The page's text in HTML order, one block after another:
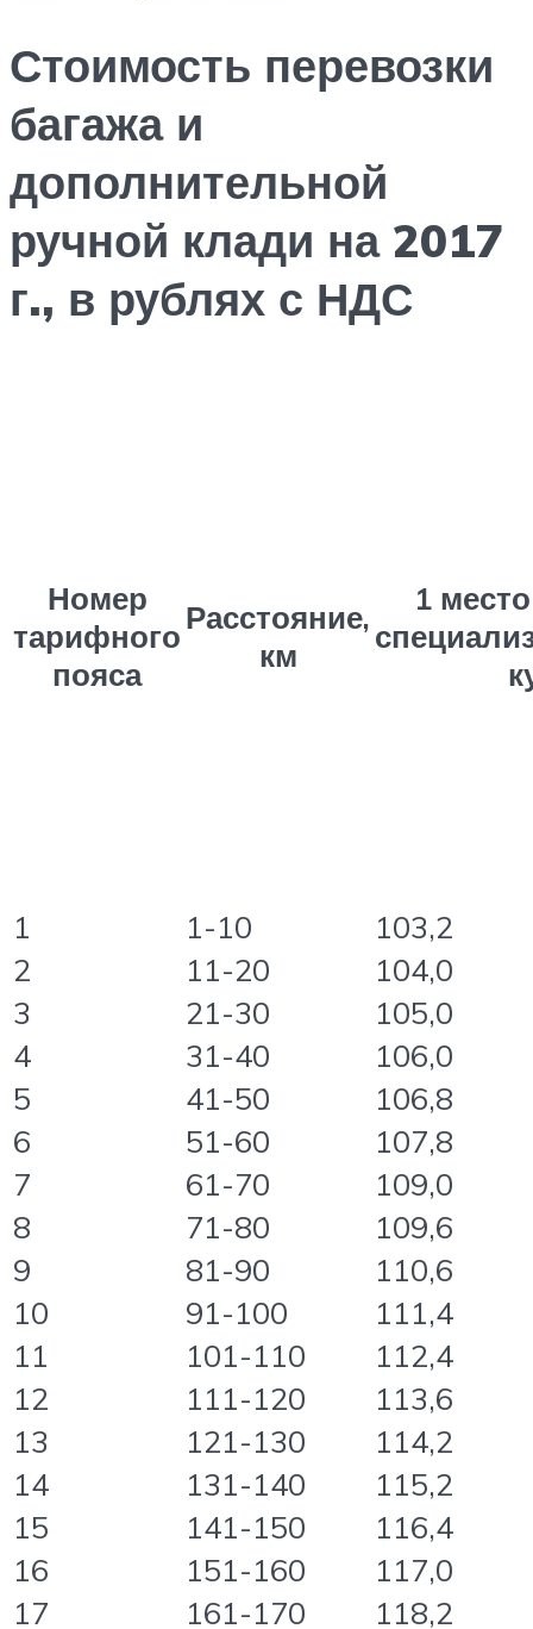
Стоимость перевозки
багажа и
дополнительной
ручной клади на 2017
г., в рублях с НДС
Номер
тарифного
пояса
Расстояние,
км
1
1 1-10
103,2
2
11-20
104,0
3
21-30
105,0
4
31-40
106,0
5
41-50
106,8
6
51-60
107,8
7
61-70
109,0
8
71-80
109,6
9
81-90
110,6
10
91-100
111,4
11
101-110
112,4
12
111-120
113,6
13
121-130
114,2
14
131-140
115,2
15
141-150
116,4
16
151-160
117,0
17
161-170
118,2